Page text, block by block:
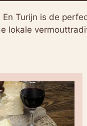
Turijn is de
lokale